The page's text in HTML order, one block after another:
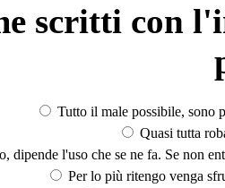
scritti con
Tutto il male possibile, sono
Quasi tutta
dipende l'uso che se ne fa. Se non
Per lo più ritengo venga